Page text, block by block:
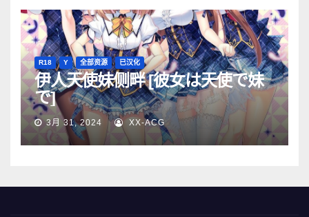
R18 Y 全部资源 已汉化
伊人天使妹侧畔 [彼女は天使で妹
で]
3月 31, 2024 XX-ACG